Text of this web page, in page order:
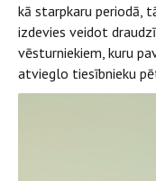
kā starpkaru periodā,
izdevies veidot
vēsturniekiem, kuru
atvieglo tiesībnieku